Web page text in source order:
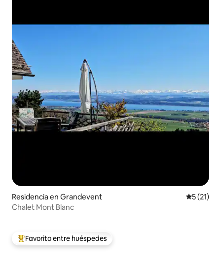
Residencia en Grandevent
5 (21)
Chalet Mont Blanc
De los mejores en Favorito entre huéspedes
Favorito entre huéspedes